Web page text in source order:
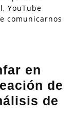
YouTube
comunicarnos
en
de
de